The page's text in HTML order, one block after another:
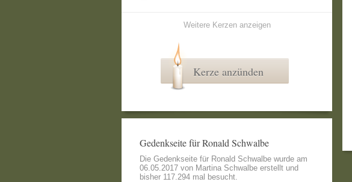
Weitere Kerzen anzeigen
Kerze anzünden
Gedenkseite für Ronald Schwalbe
Die Gedenkseite für Ronald Schwalbe wurde am
06.05.2017 von Martina Schwalbe erstellt und
bisher 117.294 mal besucht.